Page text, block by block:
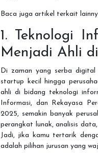
Baca juga artikel terkait
1. Teknologi
Menjadi Ahli
Di zaman yang serba
startup kecil hingga
ahli di bidang teknologi
Informasi, dan Rekayasa
2025, semakin banyak
perangkat lunak, analisis
Jadi, jika kamu tertarik
adalah pilihan jurusan yang